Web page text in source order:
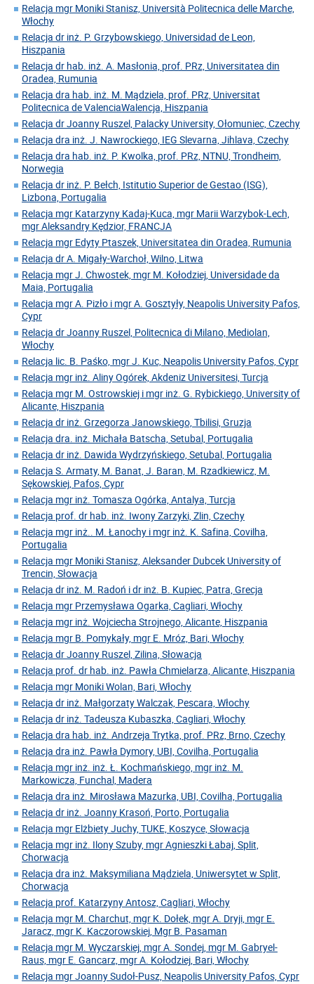
Relacja mgr Moniki Stanisz, Università Politecnica delle Marche,
Włochy
Relacja dr inż. P. Grzybowskiego, Universidad de Leon,
Hiszpania
Relacja dr hab. inż. A. Masłonia, prof. PRz, Universitatea din
Oradea, Rumunia
Relacja dra hab. inż. M. Mądziela, prof. PRz, Universitat
Politecnica de ValenciaWalencja, Hiszpania
Relacja dr Joanny Ruszel, Palacky University, Ołomuniec, Czechy
Relacja dra inż. J. Nawrockiego, IEG Slevarna, Jihlava, Czechy
Relacja dra hab. inż. P. Kwolka, prof. PRz, NTNU, Trondheim,
Norwegia
Relacja dr inż. P. Bełch, Istitutio Superior de Gestao (ISG),
Lizbona, Portugalia
Relacja mgr Katarzyny Kadaj-Kuca, mgr Marii Warzybok-Lech,
mgr Aleksandry Kędzior, FRANCJA
Relacja mgr Edyty Ptaszek, Universitatea din Oradea, Rumunia
Relacja dr A. Migały-Warchoł, Wilno, Litwa
Relacja mgr J. Chwostek, mgr M. Kołodziej, Universidade da
Maia, Portugalia
Relacja mgr A. Pizło i mgr A. Gosztyły, Neapolis University Pafos,
Cypr
Relacja dr Joanny Ruszel, Politecnica di Milano, Mediolan,
Włochy
Relacja lic. B. Paśko, mgr J. Kuc, Neapolis University Pafos, Cypr
Relacja mgr inż. Aliny Ogórek, Akdeniz Universitesi, Turcja
Relacja mgr M. Ostrowskiej i mgr inż. G. Rybickiego, University of
Alicante, Hiszpania
Relacja dr inż. Grzegorza Janowskiego, Tbilisi, Gruzja
Relacja dra. inż. Michała Batscha, Setubal, Portugalia
Relacja dr inż. Dawida Wydrzyńskiego, Setubal, Portugalia
Relacja S. Armaty, M. Banat, J. Baran, M. Rzadkiewicz, M.
Sękowskiej, Pafos, Cypr
Relacja mgr inż. Tomasza Ogórka, Antalya, Turcja
Relacja prof. dr hab. inż. Iwony Zarzyki, Zlin, Czechy
Relacja mgr inż.. M. Łanochy i mgr inż. K. Safina, Covilha,
Portugalia
Relacja mgr Moniki Stanisz, Aleksander Dubcek University of
Trencin, Słowacja
Relacja dr inż. M. Radoń i dr inż. B. Kupiec, Patra, Grecja
Relacja mgr Przemysława Ogarka, Cagliari, Włochy
Relacja mgr inż. Wojciecha Strojnego, Alicante, Hiszpania
Relacja mgr B. Pomykały, mgr E. Mróz, Bari, Włochy
Relacja dr Joanny Ruszel, Zilina, Słowacja
Relacja prof. dr hab. inż. Pawła Chmielarza, Alicante, Hiszpania
Relacja mgr Moniki Wolan, Bari, Włochy
Relacja dr inż. Małgorzaty Walczak, Pescara, Włochy
Relacja dr inż. Tadeusza Kubaszka, Cagliari, Włochy
Relacja dra hab. inż. Andrzeja Trytka, prof. PRz, Brno, Czechy
Relacja dra inż. Pawła Dymory, UBI, Covilha, Portugalia
Relacja mgr inż. inż. Ł. Kochmańskiego, mgr inż. M.
Markowicza, Funchal, Madera
Relacja dra inż. Mirosława Mazurka, UBI, Covilha, Portugalia
Relacja dr inż. Joanny Krasoń, Porto, Portugalia
Relacja mgr Elżbiety Juchy, TUKE, Koszyce, Słowacja
Relacja mgr inż. Ilony Szuby, mgr Agnieszki Łabaj, Split,
Chorwacja
Relacja dra inż. Maksymiliana Mądziela, Uniwersytet w Split,
Chorwacja
Relacja prof. Katarzyny Antosz, Cagliari, Włochy
Relacja mgr M. Charchut, mgr K. Dołek, mgr A. Dryji, mgr E.
Jaracz, mgr K. Kaczorowskiej, Mgr B. Pasaman
Relacja mgr M. Wyczarskiej, mgr A. Sondej, mgr M. Gabryel-
Raus, mgr E. Gancarz, mgr A. Kołodziej, Bari, Włochy
Relacja mgr Joanny Sudoł-Pusz, Neapolis University Pafos, Cypr